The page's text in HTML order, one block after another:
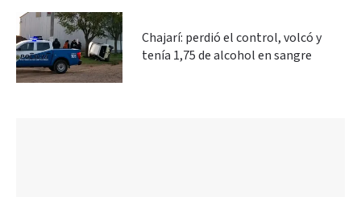
Chajarí: perdió el control, volcó y
tenía 1,75 de alcohol en sangre